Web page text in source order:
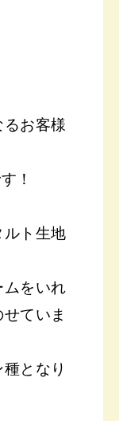
お客様
！
ト生地
ムをいれ
ていま
となり